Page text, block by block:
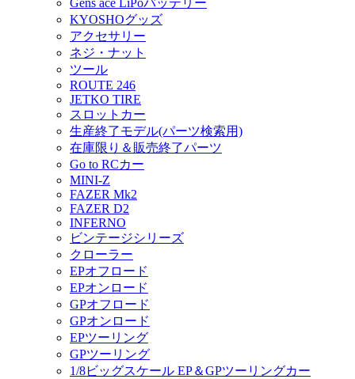
Gens ace LiPoバッテリー
KYOSHOグッズ
アクセサリー
ネジ・ナット
ツール
ROUTE 246
JETKO TIRE
スロットカー
生産終了モデル(パーツ検索用)
在庫限り＆販売終了パーツ
Go to RCカー
MINI-Z
FAZER Mk2
FAZER D2
INFERNO
ビンテージシリーズ
クローラー
EPオフロード
EPオンロード
GPオフロード
GPオンロード
EPツーリング
GPツーリング
1/8ビッグスケール EP＆GPツーリングカー